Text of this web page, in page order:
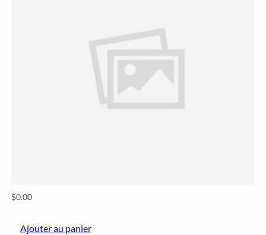
$0.00
Ajouter au panier